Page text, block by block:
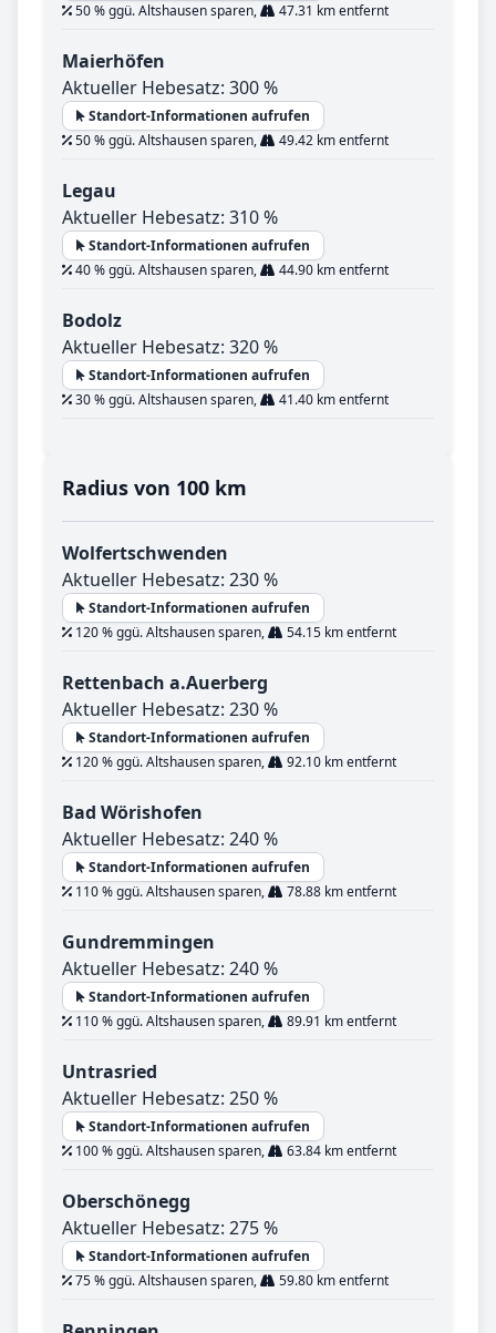
50 % ggü. Altshausen sparen,
47.31 km entfernt
Maierhöfen
Aktueller Hebesatz: 300 %
Standort-Informationen aufrufen
50 % ggü. Altshausen sparen,
49.42 km entfernt
Legau
Aktueller Hebesatz: 310 %
Standort-Informationen aufrufen
40 % ggü. Altshausen sparen,
44.90 km entfernt
Bodolz
Aktueller Hebesatz: 320 %
Standort-Informationen aufrufen
30 % ggü. Altshausen sparen,
41.40 km entfernt
Radius von 100 km
Wolfertschwenden
Aktueller Hebesatz: 230 %
Standort-Informationen aufrufen
120 % ggü. Altshausen sparen,
54.15 km entfernt
Rettenbach a.Auerberg
Aktueller Hebesatz: 230 %
Standort-Informationen aufrufen
120 % ggü. Altshausen sparen,
92.10 km entfernt
Bad Wörishofen
Aktueller Hebesatz: 240 %
Standort-Informationen aufrufen
110 % ggü. Altshausen sparen,
78.88 km entfernt
Gundremmingen
Aktueller Hebesatz: 240 %
Standort-Informationen aufrufen
110 % ggü. Altshausen sparen,
89.91 km entfernt
Untrasried
Aktueller Hebesatz: 250 %
Standort-Informationen aufrufen
100 % ggü. Altshausen sparen,
63.84 km entfernt
Oberschönegg
Aktueller Hebesatz: 275 %
Standort-Informationen aufrufen
75 % ggü. Altshausen sparen,
59.80 km entfernt